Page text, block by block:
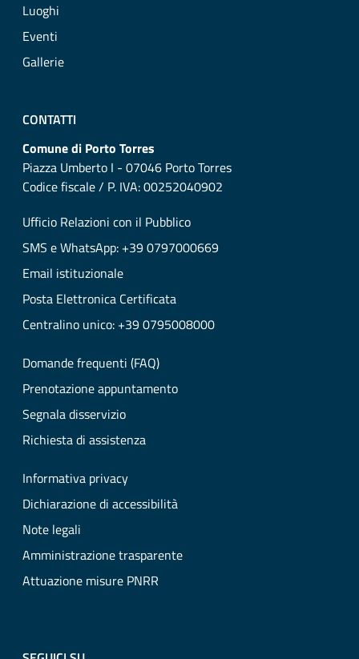
Luoghi
Eventi
Gallerie
CONTATTI
Comune di Porto Torres
Piazza Umberto I - 07046 Porto Torres
Codice fiscale / P. IVA: 00252040902
Ufficio Relazioni con il Pubblico
SMS e WhatsApp: +39 0797000669
Email istituzionale
Posta Elettronica Certificata
Centralino unico: +39 0795008000
Domande frequenti (FAQ)
Prenotazione appuntamento
Segnala disservizio
Richiesta di assistenza
Informativa privacy
Dichiarazione di accessibilità
Note legali
Amministrazione trasparente
Attuazione misure PNRR